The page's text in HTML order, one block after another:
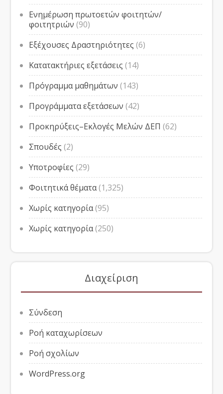
Ενημέρωση πρωτοετών φοιτητών/
φοιτητριών (90)
Εξέχουσες Δραστηριότητες (6)
Κατατακτήριες εξετάσεις (14)
Πρόγραμμα μαθημάτων (143)
Προγράμματα εξετάσεων (42)
Προκηρύξεις–Εκλογές Μελών ΔΕΠ (62)
Σπουδές (2)
Υποτροφίες (29)
Φοιτητικά θέματα(1,325)
Χωρίς κατηγορία(95)
Χωρίς κατηγορία(250)
Διαχείριση
Σύνδεση
Ροή καταχωρίσεων
Ροή σχολίων
WordPress.org